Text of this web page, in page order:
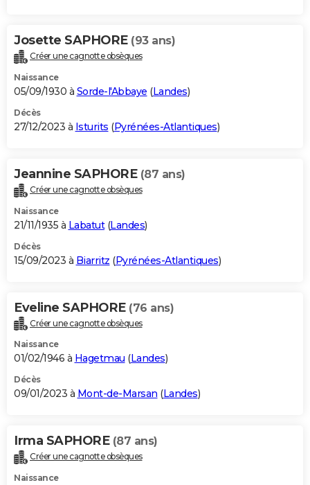
Josette SAPHORE (93 ans)
Créer une cagnotte obsèques
Naissance
05/09/1930 à Sorde-l'Abbaye (Landes)
Décès
27/12/2023 à Isturits (Pyrénées-Atlantiques)
Jeannine SAPHORE (87 ans)
Créer une cagnotte obsèques
Naissance
21/11/1935 à Labatut(Landes)
Décès
15/09/2023 à Biarritz (Pyrénées-Atlantiques)
Eveline SAPHORE (76 ans)
Créer une cagnotte obsèques
Naissance
01/02/1946 à Hagetmau (Landes)
Décès
09/01/2023 à Mont-de-Marsan (Landes)
Irma SAPHORE (87 ans)
Créer une cagnotte obsèques
Naissance